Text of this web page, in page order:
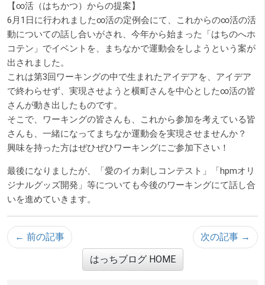
【∞活（はちかつ）からの提案】
6月1日に行われました∞活の定例会にて、これからの∞活の活
動についての話し合いがされ、今年から始まった「はちのへホ
コテン」でイベントを、まちなかで運動会をしようという案が
出されました。
これは第3回ワーキングの中で生まれたアイデアを、アイデア
で終わらせず、実現させようと横町さんを中心とした∞活の皆
さんが動き出したものです。
そこで、ワーキングの皆さんも、これから参加を考えている皆
さんも、一緒になってまちなか運動会を実現させませんか？
興味を持った方はぜひぜひワーキングにご参加下さい！
最後になりましたが、「愛のイカ刺しコンテスト」「hpmオリ
ジナルグッズ開発」等についても今後のワーキングにて話し合
いを進めていきます。
← 前の記事
次の記事 →
はっちブログ HOME